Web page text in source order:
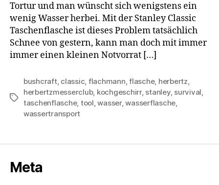
Tortur und man wünscht sich wenigstens ein
wenig Wasser herbei. Mit der Stanley Classic
Taschenflasche ist dieses Problem tatsächlich
Schnee von gestern, kann man doch mit immer
immer einen kleinen Notvorrat […]
Schlagwörter
bushcraft, classic, flachmann,flasche, herbertz,
herbertzmesserclub, kochgeschirr, stanley, survival,
taschenflasche, tool,wasser,wasserflasche,
wassertransport
Meta